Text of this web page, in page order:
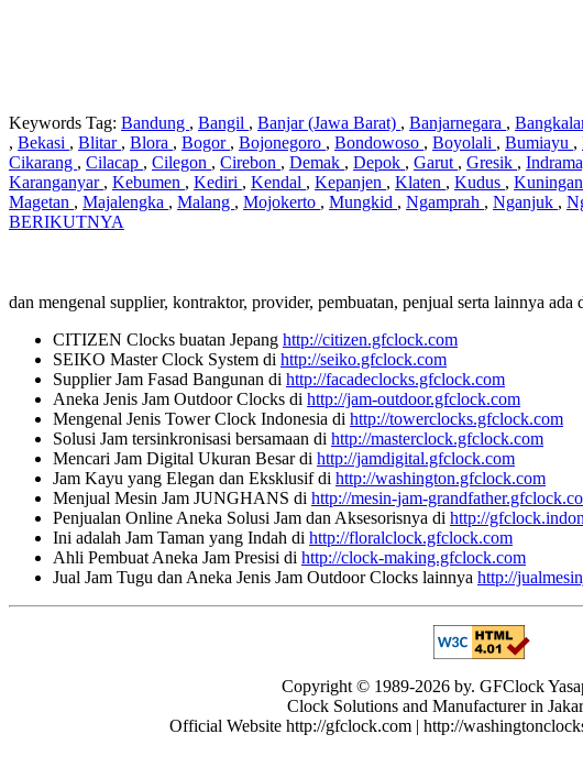
Keywords Tag: Bandung , Bangil , Banjar (Jawa Barat) , Banjarnegara ,
, Bekasi , Blitar , Blora , Bogor , Bojonegoro , Bondowoso , Boyolali , Bumiayu ,
Cikarang , Cilacap , Cilegon , Cirebon , Demak , Depok , Garut , Gresik ,
Karanganyar , Kebumen , Kediri , Kendal , Kepanjen , Klaten , Kudus , Kuningan
Magetan , Majalengka , Malang , Mojokerto , Mungkid , Ngamprah , Nganjuk ,
BERIKUTNYA
dan mengenal supplier, kontraktor, provider, pembuatan, penjual serta lainnya
CITIZEN Clocks buatan Jepang http://citizen.gfclock.com
SEIKO Master Clock System di http://seiko.gfclock.com
Supplier Jam Fasad Bangunan di http://facadeclocks.gfclock.com
Aneka Jenis Jam Outdoor Clocks di http://jam-outdoor.gfclock.com
Mengenal Jenis Tower Clock Indonesia di http://towerclocks.gfclock.com
Solusi Jam tersinkronisasi bersamaan di http://masterclock.gfclock.com
Mencari Jam Digital Ukuran Besar di http://jamdigital.gfclock.com
Jam Kayu yang Elegan dan Eksklusif di http://washington.gfclock.com
Menjual Mesin Jam JUNGHANS di http://mesin-jam-
Penjualan Online Aneka Solusi Jam dan Aksesorisnya di http://
Ini adalah Jam Taman yang Indah di http://floralclock.gfclock.com
Ahli Pembuat Aneka Jam Presisi di http://clock-making.gfclock.com
Jual Jam Tugu dan Aneka Jenis Jam Outdoor Clocks lainnya http://
Copyright © 1989-2026 by. GFClock
Clock Solutions and Manufacturer in
Official Website http://gfclock.com | http://